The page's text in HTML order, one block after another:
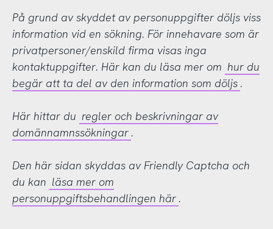
På grund av skyddet av personuppgifter döljs viss
information vid en sökning. För innehavare som är
privatpersoner/enskild firma visas inga
kontaktuppgifter. Här kan du läsa mer om hur du
begär att ta del av den information som döljs .
Här hittar du regler och beskrivningar av
domännamnssökningar .
Den här sidan skyddas av Friendly Captcha och
du kan läsa mer om
personuppgiftsbehandlingen här .